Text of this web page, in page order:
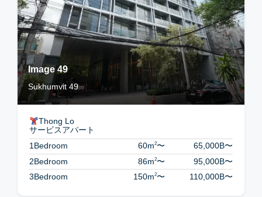
Image 49
Sukhumvit 49
Thong Lo
サービスアパート
1Bedroom
60m2〜 65,000B〜
2Bedroom
86m2〜 95,000B〜
3Bedroom
150m2〜 110,000B〜